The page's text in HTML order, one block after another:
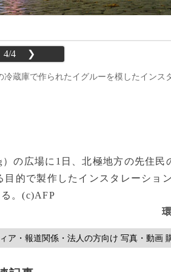
4/4 ❯
蔵庫で作られたイグルーを模したインス
）の広場に1日、北極地方の先住民
的で製作したインスタレーショ
。(c)AFP
ア・報道関係・法人の方向け 写真・動画